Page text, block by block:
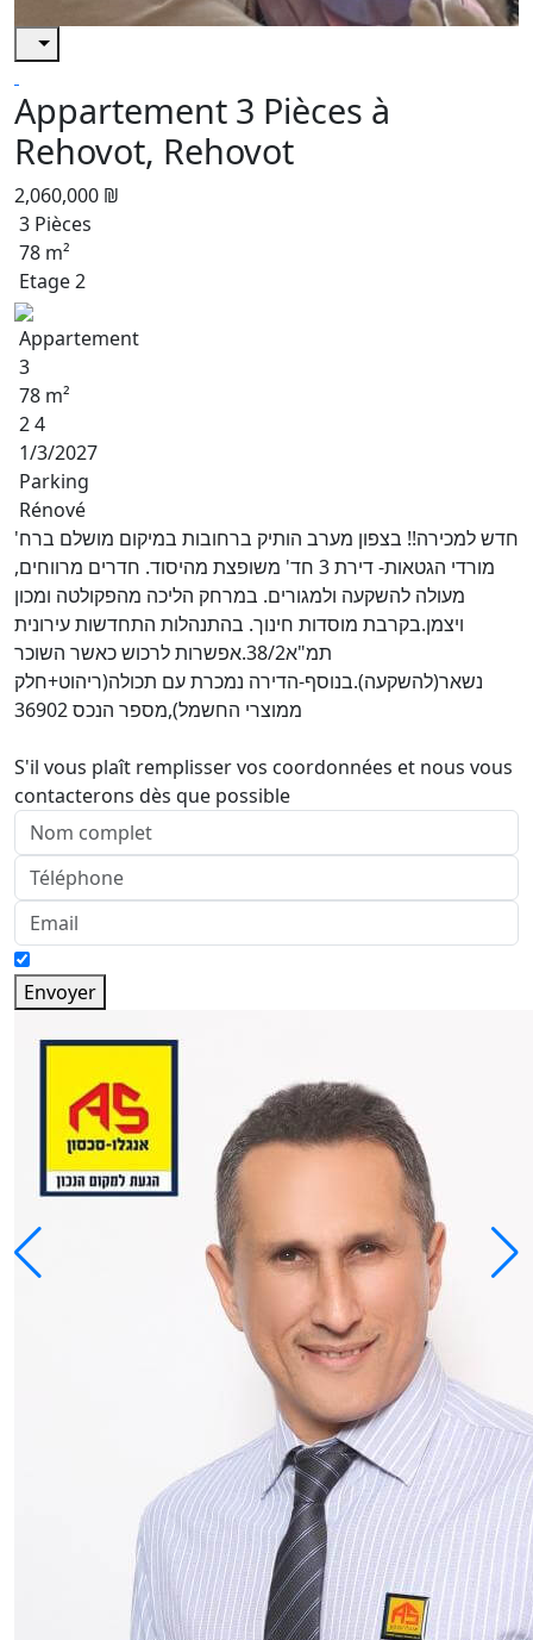
Appartement 3 Pièces à
Rehovot, Rehovot
2,060,000 ₪
3 Pièces
78 m²
Etage 2
Appartement
3
78 m²
2 4
1/3/2027
Parking
Rénové
חדש למכירה!! בצפון מערב הותיק ברחובות במיקום מושלם ברח'
מורדי הגטאות- דירת 3 חד' משופצת מהיסוד. חדרים מרווחים,
מעולה להשקעה ולמגורים. במרחק הליכה מהפקולטה ומכון
ויצמן.בקרבת מוסדות חינוך. בהתנהלות התחדשות עירונית
תמ"א38/2.אפשרות לרכוש כאשר השוכר
נשאר(להשקעה).בנוסף-הדירה נמכרת עם תכולה(ריהוט+חלק
ממוצרי החשמל),מספר הנכס 36902
S'il vous plaît remplisser vos coordonnées et nous vous
contacterons dès que possible
Envoyer